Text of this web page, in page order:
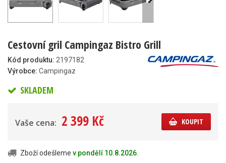
Cestovní gril Campingaz Bistro Grill
Kód produktu: 2197182
Výrobce: Campingaz
SKLADEM
Vaše cena: 2 399 Kč KOUPIT
Zboží odešleme v pondělí 10.8.2026